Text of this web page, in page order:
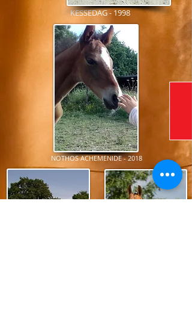
KESSEDAG - 1998
NOTHOS ACHEMENIDE - 2018